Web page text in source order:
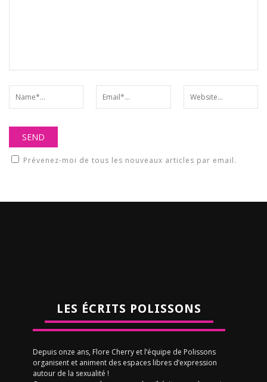
Prévenez-moi de tous les nouveaux articles par email.
LES ÉCRITS POLISSONS
Depuis onze ans, Flore Cherry et l’équipe de Polissons
organisent et animent des espaces libres d’expression
autour de la sexualité !